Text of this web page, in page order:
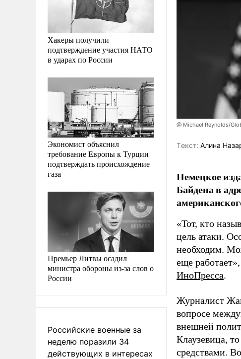
Хакеры получили
подтверждение участия НАТО
в ударах по России
Экономист объяснил
требование Европы к Турции
подтверждать происхождение
газа
Премьер Литвы осадил
министра обороны из-за слов о
России
Российские военные за
неделю поразили 34
действующих в интересах
@ Michael Reynolds/
Tекст: Алина
Немецкое
Байдена в
«Тот, кто
цель атаки.
необходим.
еще
ИноПресса.
Журналист
вопросе
внешней
Клаузевица,
средствами.